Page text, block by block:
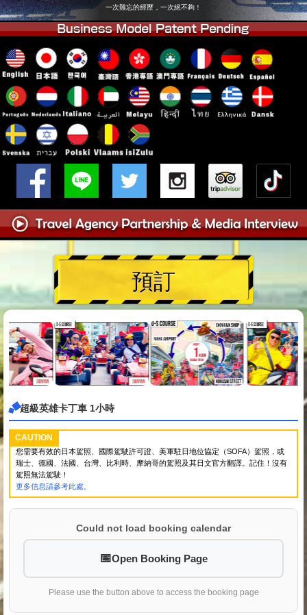
沖繩
一次難忘的經歷，一次絕不夠！
預訂
超級英雄卡丁車 1小時
CAUTION
您需要有效的日本駕照、國際駕駛許可證、美軍駐日地位協定（SOFA）駕照，或
瑞士、德國、法國、台灣、比利時、摩納哥的駕照及其日文官方翻譯。記住！沒有
駕照無法駕駛！
更多信息請參考此處。
Could not load booking calendar
Open Booking Page
Please use the button above to access the booking page